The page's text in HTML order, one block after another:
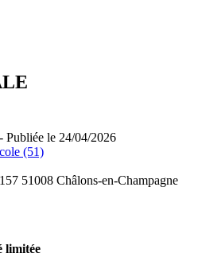
Publiée le 24/04/2026
(51)
51008 Châlons-en-Champagne
limitée